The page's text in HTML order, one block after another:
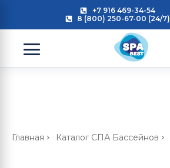
+7 916 469-34-54
8 (800) 250-67-00 (24/7)
Главная Каталог СПА Бассейнов